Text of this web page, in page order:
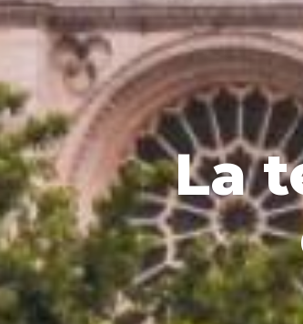
La